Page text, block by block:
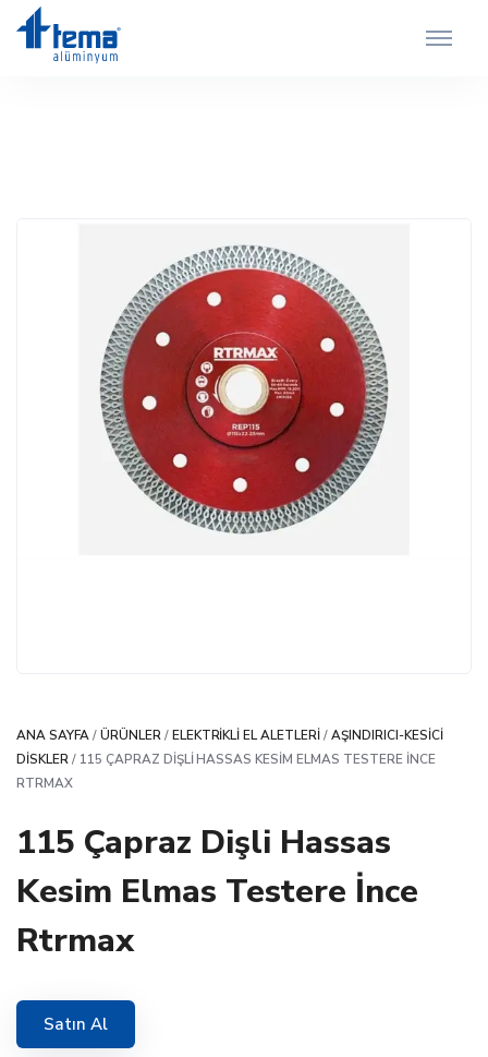
ANA SAYFA/ÜRÜNLER/ELEKTRIKLI EL ALETLERI/AŞINDIRICI-KESICI
DISKLER/ 115 ÇAPRAZ DIŞLI HASSAS KESIM ELMAS TESTERE İNCE
RTRMAX
115 Çapraz Dişli Hassas
Kesim Elmas Testere İnce
Rtrmax
Satın Al